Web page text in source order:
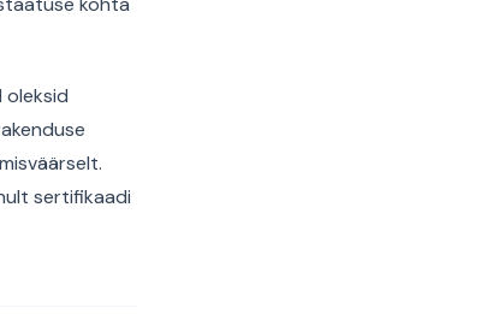
oleksid
sertifikaadi